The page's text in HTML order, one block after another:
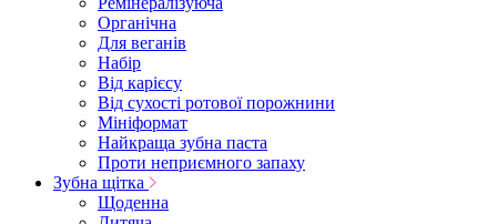
Органічна
Для веганів
Набір
Від карієсу
Від сухості ротової порожнини
Мініформат
Найкраща зубна паста
Проти неприємного запаху
Зубна щітка
Щоденна